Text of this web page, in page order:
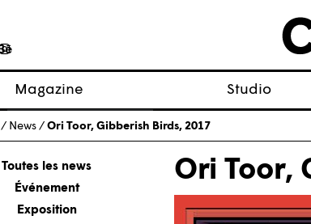
Magazine
Articles
À propos
Numéros
Studio
/ News / Ori Toor, Gibberish Birds, 2017
Toutes les news
Événement
Exposition
Ori Toor,